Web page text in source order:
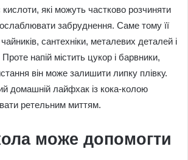
кислоти, які можуть частково розчиняти
забруднення. Саме тому її
сантехніки, металевих деталей і
напій містить цукор і барвники,
він може залишити липку плівку.
домашній лайфхак із кока-колою
ретельним миттям.
може допомогти